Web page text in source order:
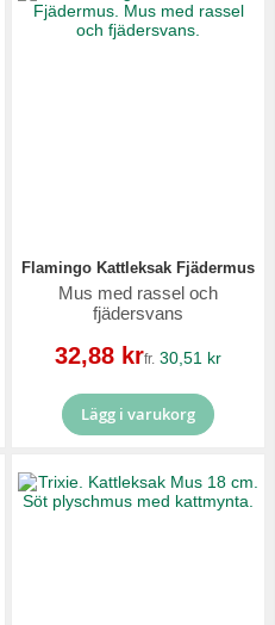
Flamingo Kattleksak Fjädermus
Mus med rassel och
fjädersvans
Reapris
32,88 krfr. 30,51 kr
Lägg i varukorg